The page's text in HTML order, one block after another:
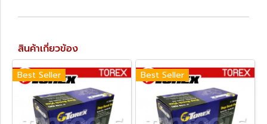
สินค้าเกี่ยวข้อง
Best Seller Best Seller